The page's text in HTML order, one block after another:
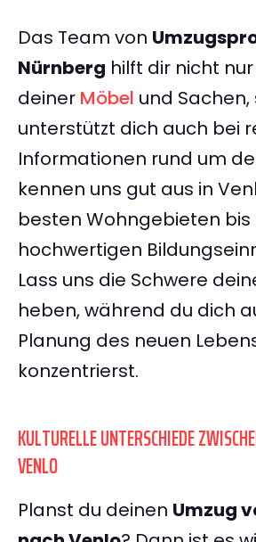
Das Team von
Nürnberg hilft dir nicht
deiner Möbel und
unterstützt dich auch bei
Informationen rund um
kennen uns gut aus in
besten Wohngebieten bis
hochwertigen
Lass uns die Schwere
heben, während du dich
Planung des neuen
konzentrierst.
KULTURELLE UNTERSCHIEDE
VENLO
Planst du deinen Umzug